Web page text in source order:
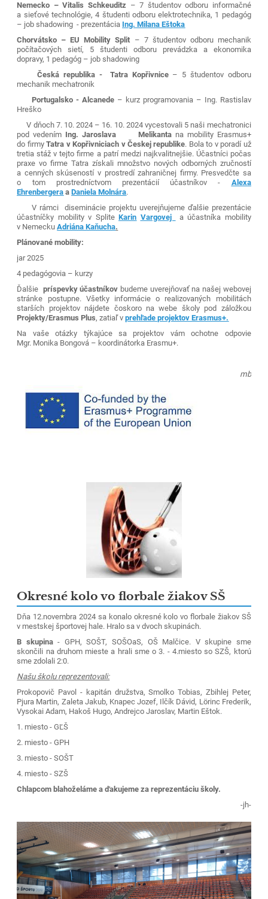
Nemecko – Vitalis Schkeuditz– 7 študentov odboru informačné
a sieťové technológie, 4 študenti odboru elektrotechnika, 1 pedagóg
– job shadowing - prezentácia Ing. Milana Eštoka
Chorvátsko – EU Mobility Split – 7 študentov odboru mechanik
počítačových sietí, 5 študenti odboru prevádzka a ekonomika
dopravy, 1 pedagóg – job shadowing
Česká republika - Tatra Kopřivnice– 5 študentov odboru
mechanik mechatronik
Portugalsko - Alcanede– kurz programovania – Ing. Rastislav
Hreško
V dňoch 7. 10. 2024 – 16. 10. 2024 vycestovali 5 naši mechatronici
pod vedením Ing. Jaroslava Melikantana mobility Erasmus+
do firmyTatra v Kopřivniciach v Českej republike. Bola to v poradí už
tretia stáž v tejto firme a patrí medzi najkvalitnejšie. Účastníci počas
praxe vo firmeTatra získali množstvo nových odborných zručností
a cenných skúseností v prostredí zahraničnej firmy. Presvedčte sa
o tom prostredníctvom prezentácií účastníkov - Alexa
Ehrenbergera a Daniela Molnára.
V rámci diseminácie projektu uverejňujeme ďalšie prezentácie
účastníčky mobility v SpliteKarin Vargovej
a účastníka mobility
v NemeckuAdriána Kaňucha.
Plánované mobility:
jar 2025
4 pedagógovia – kurzy
Ďalšie príspevky účastníkov budeme uverejňovať na našej webovej
stránke postupne. Všetky informácie o realizovaných mobilitách
starších projektov nájdete čoskoro na webe školy pod záložkou
Projekty/Erasmus Plus, zatiaľ vprehľade projektov Erasmus+.
Na vaše otázky týkajúce sa projektov vám ochotne odpovie
Mgr. Monika Bongová – koordinátorka Erasmu+.
mb
Okresné kolo vo florbale žiakov SŠ
Dňa 12.novembra 2024 sa konalo okresné kolo vo florbale žiakov SŠ
v mestskej športovej hale. Hralo sa v dvoch skupinách.
B skupina- GPH, SOŠT, SOŠOaS, OŠ Malčice. V skupine sme
skončili na druhom mieste a hrali sme o 3. - 4.miesto so SZŠ, ktorú
sme zdolali 2:0.
Našu školu reprezentovali:
Prokopovič Pavol - kapitán družstva,Smolko Tobias, Zbihlej Peter,
Pjura Martin, Zaleta Jakub, Knapec Jozef, Ilčík Dávid, Lörinc Frederik,
Vysokai Adam, Hakoš Hugo, Andrejco Jaroslav, Martin Eštok.
1. miesto - GĽŠ
2. miesto - GPH
3. miesto - SOŠT
4. miesto - SZŠ
Chlapcom blahoželáme a ďakujeme za reprezentáciu školy.
-jh-